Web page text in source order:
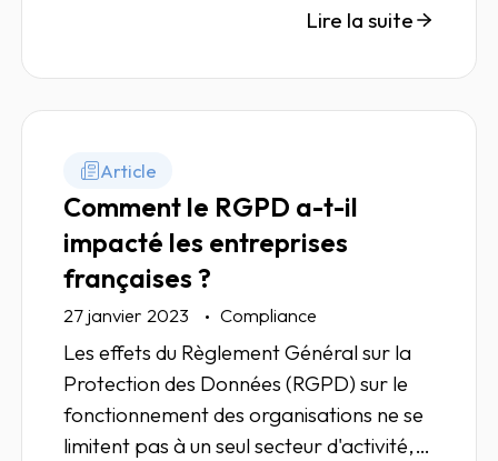
Lire la suite
Article
Comment le RGPD a-t-il
impacté les entreprises
françaises ?
27 janvier 2023 Compliance
Les effets du Règlement Général sur la
Protection des Données (RGPD) sur le
fonctionnement des organisations ne se
limitent pas à un seul secteur d'activité,